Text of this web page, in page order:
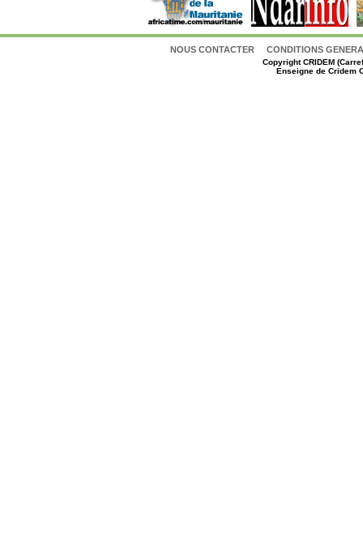
NOUS CONTACTER CONDITIONS
CopyrightCRIDEM
Enseigne de Cridem